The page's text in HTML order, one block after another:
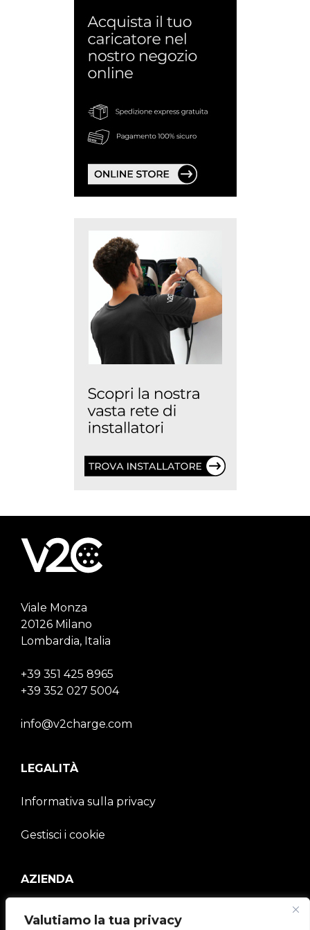
Valutiamo la tua privacy
Viale Monza
20126 Milano
Lombardia, Italia
+39 351 425 8965
+39 352 027 5004
info@v2charge.com
LEGALITÀ
Informativa sulla privacy
Gestisci i cookie
AZIENDA
V2C Community